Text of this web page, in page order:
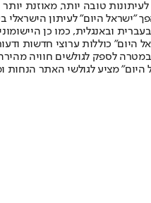
טובה יותר, מאוזנת
המהדורה המודפסת הראשונה פורסמה ב-30
היום" כוללות ערוצי חדשות
במטרה לספק לגולשים
מציע לגולשי האתר